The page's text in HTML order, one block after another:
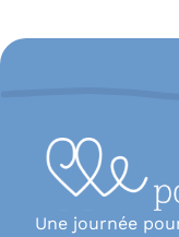
Une journée